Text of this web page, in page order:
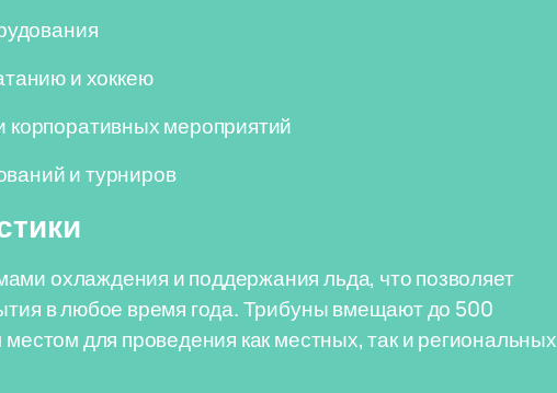
и хоккею
корпоративных мероприятий
и турниров
охлаждения и поддержания льда, что позволяет
в любое время года. Трибуны вмещают до 500
для проведения как местных, так и региональных